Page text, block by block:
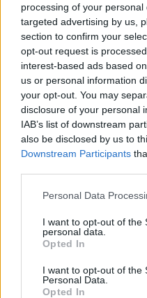
processing of your
targeted advertising by us,
section to confirm your
opt-out request is
interest-based ads based
us or personal information
your opt-out. You may
disclosure of your personal
IAB’s list of downstream
also be disclosed by us to
Downstream Participants
Personal Data
I want to opt-out of the
personal data.
Opted In
I want to opt-out of the
Personal Data.
Opted In
Publié parZetpis 18988 4
7h41.
Chanteurs
Albums :
Nights
Paroles + Traduction
Pour prolonger le
Télécharger légalement
Télécharger légalement